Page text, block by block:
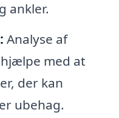
ankler.
Analyse af
med at
der kan
ubehag.